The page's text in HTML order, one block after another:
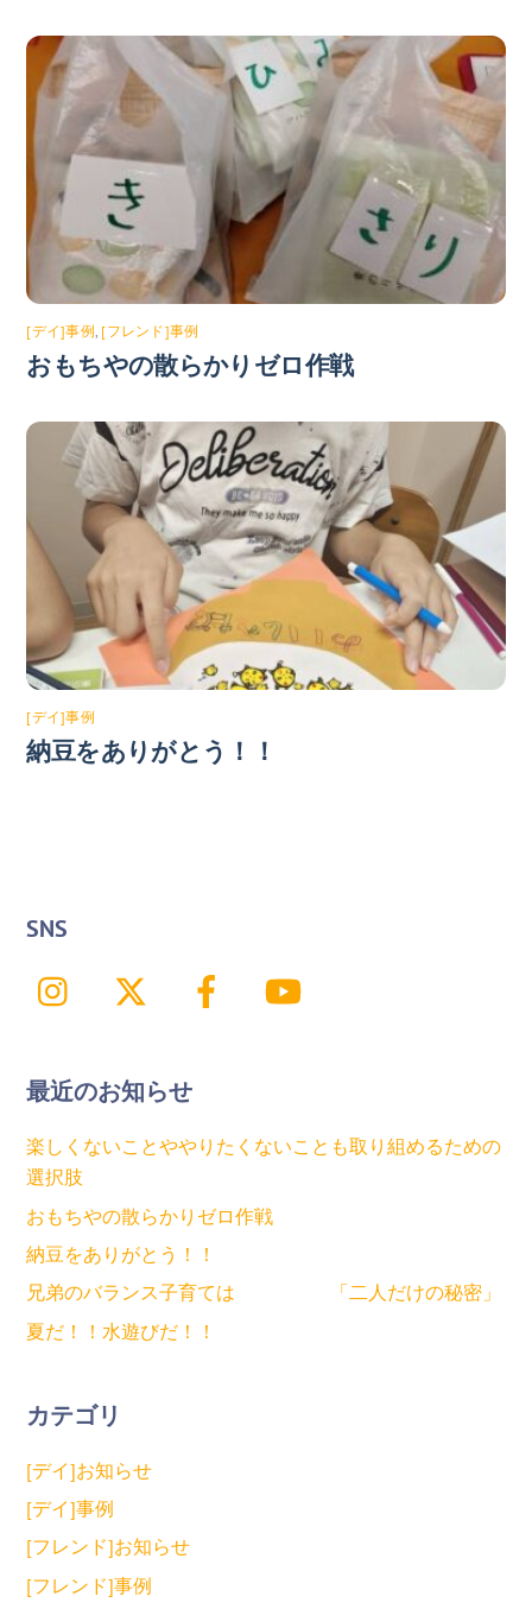
[デイ]事例 [フレンド]事例
おもちやの散らかりゼロ作戦
[デイ]事例
納豆をありがとう！！
SNS
Instagram Facebook
最近のお知らせ
楽しくないことややりたくないことも取り組めるための
選択肢
おもちやの散らかりゼロ作戦
納豆をありがとう！！
兄弟のバランス子育ては 「二人だけの秘密」
夏だ！！水遊びだ！！
カテゴリ
[デイ]お知らせ
[デイ]事例
[フレンド]お知らせ
[フレンド]事例